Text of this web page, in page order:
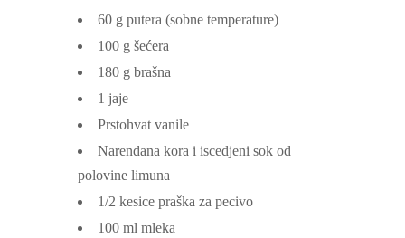
60 g putera (sobne temperature)
100 g šećera
180 g brašna
1 jaje
Prstohvat vanile
Narendana kora i iscedjeni sok od
polovine limuna
1/2 kesice praška za pecivo
100 ml mleka